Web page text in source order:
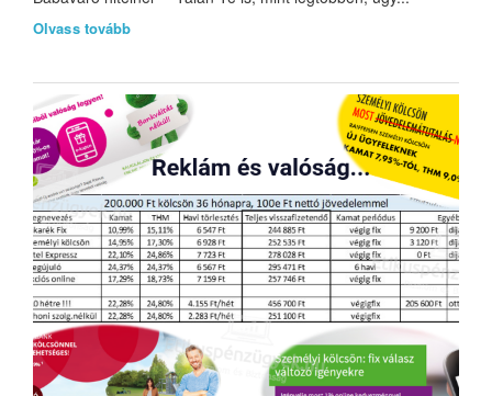
Olvass tovább